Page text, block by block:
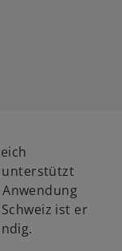
unterstützt
ist er